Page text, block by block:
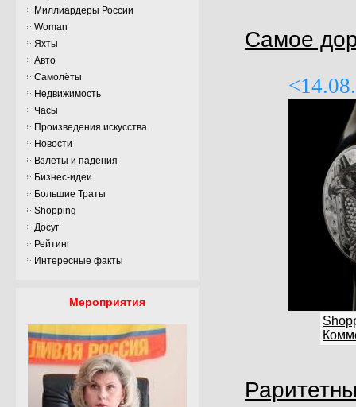
Миллиардеры России
Woman
Яхты
Авто
Самолёты
Недвижимость
Часы
Произведения искусства
Новости
Взлеты и падения
Бизнес-идеи
Большие Траты
Shopping
Досуг
Рейтинг
Интересные факты
Мероприятия
Самое